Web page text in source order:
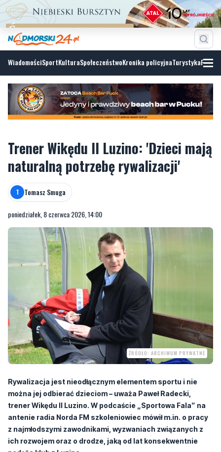
WiadomościSportKulturaSpołeczeństwoKronika policyjnaTurystyka
Trener Wikędu II Luzino: 'Dzieci mają
T Tomasz Smuga
poniedziałek, 8 czerwca 2026, 14:00
ŹRÓDŁO: ARCHIWUM PRYWATNE
Rywalizacja jest nieodłącznym elementem sportu i nie
można jej odbierać dzieciom – uważa Paweł Radecki,
antenie radia Norda FM szkoleniowiec mówił m.in. o pracy
z najmłodszymi zawodnikami, wyzwaniach związanych z
ich rozwojem oraz o drodze, jaką od lat konsekwentnie
podąża klub z Luzina.